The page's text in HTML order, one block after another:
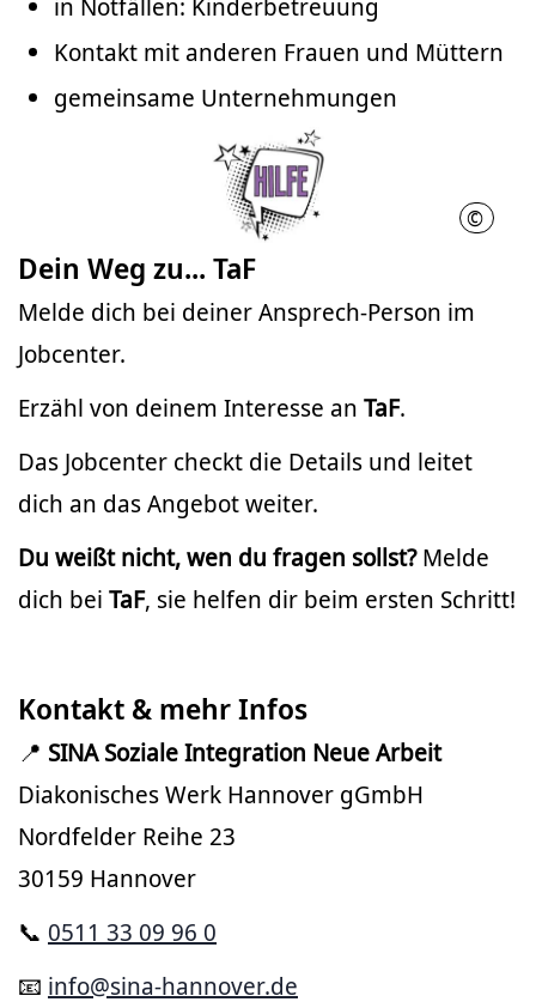
in Notfällen: Kinderbetreuung
Kontakt mit anderen Frauen und Müttern
gemeinsame Unternehmungen
©
Dein Weg zu... TaF
Melde dich bei deiner Ansprech-Person im
Jobcenter.
Erzähl von deinem Interesse an TaF.
Das Jobcenter checkt die Details und leitet
dich an das Angebot weiter.
Du weißt nicht, wen du fragen sollst?Melde
dich bei TaF, sie helfen dir beim ersten Schritt!
Kontakt & mehr Infos
📍 SINA Soziale Integration Neue Arbeit
Diakonisches Werk Hannover gGmbH
Nordfelder Reihe 23
30159 Hannover
📞 0511 33 09 96 0
📧 info@sina-hannover.de